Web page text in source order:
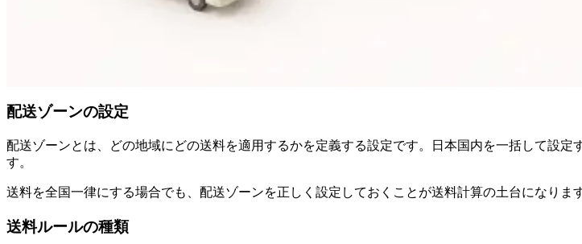
配送ゾーンの設定
配送ゾーンとは、どの地域にどの送料を適用するかを定義する設定です。日本国内を一括して設
す。
送料を全国一律にする場合でも、配送ゾーンを正しく設定しておくことが送料計算の土台になります
送料ルールの種類